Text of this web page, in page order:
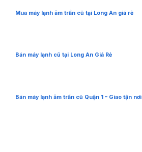
Mua máy lạnh âm trần cũ tại Long An giá rẻ
Bán máy lạnh cũ tại Long An Giá Rẻ
Bán máy lạnh âm trần cũ Quận 1 – Giao tận nơi